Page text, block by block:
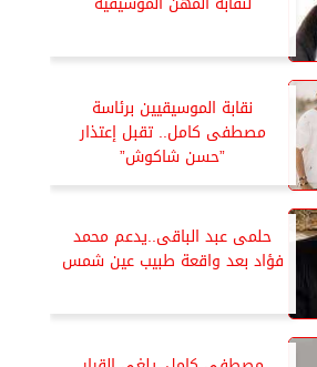
نقابة الموسيقيين برئاسة
مصطفى كامل.. تقبل إعتذار
”حسن شاكوش”
حلمى عبد الباقى..يدعم محمد
فؤاد بعد واقعة طبيب عين شمس